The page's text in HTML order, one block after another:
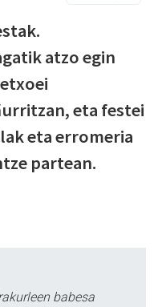
atzo egin
eta festei
eta erromeria
partean.
babesa